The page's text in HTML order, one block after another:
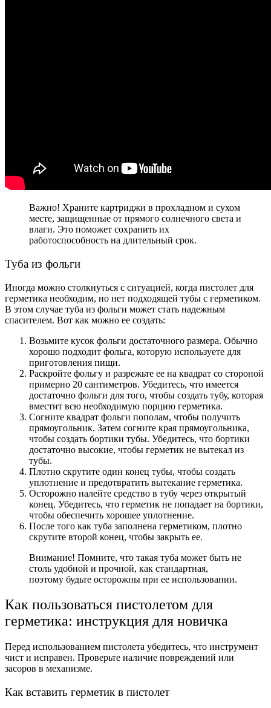
Важно! Храните картриджи в прохладном и сухом
месте, защищенные от прямого солнечного света и
влаги. Это поможет сохранить их
работоспособность на длительный срок.
Туба из фольги
Иногда можно столкнуться с ситуацией, когда пистолет для
герметика необходим, но нет подходящей тубы с герметиком.
В этом случае туба из фольги может стать надежным
спасителем. Вот как можно ее создать:
Возьмите кусок фольги достаточного размера. Обычно
хорошо подходит фольга, которую используете для
приготовления пищи.
Раскройте фольгу и разрежьте ее на квадрат со стороной
примерно 20 сантиметров. Убедитесь, что имеется
достаточно фольги для того, чтобы создать тубу, которая
вместит всю необходимую порцию герметика.
Согните квадрат фольги пополам, чтобы получить
прямоугольник. Затем согните края прямоугольника,
чтобы создать бортики тубы. Убедитесь, что бортики
достаточно высокие, чтобы герметик не вытекал из
тубы.
Плотно скрутите один конец тубы, чтобы создать
уплотнение и предотвратить вытекание герметика.
Осторожно налейте средство в тубу через открытый
конец. Убедитесь, что герметик не попадает на бортики,
чтобы обеспечить хорошее уплотнение.
После того как туба заполнена герметиком, плотно
скрутите второй конец, чтобы закрыть ее.
Внимание! Помните, что такая туба может быть не
столь удобной и прочной, как стандартная,
поэтому будьте осторожны при ее использовании.
Как пользоваться пистолетом для
герметика: инструкция для новичка
Перед использованием пистолета убедитесь, что инструмент
чист и исправен. Проверьте наличие повреждений или
засоров в механизме.
Как вставить герметик в пистолет